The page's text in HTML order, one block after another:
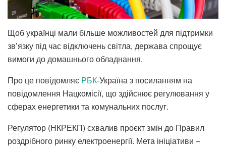
Щоб українці мали більше можливостей для підтримки
зв’язку під час відключень світла, держава спрощує
вимоги до домашнього обладнання.
Про це повідомляє РБК-Україна з посиланням на
повідомлення Нацкомісії, що здійснює регулювання у
сферах енергетики та комунальних послуг.
Регулятор (НКРЕКП) схвалив проєкт змін до Правил
роздрібного ринку електроенергії. Мета ініціативи –